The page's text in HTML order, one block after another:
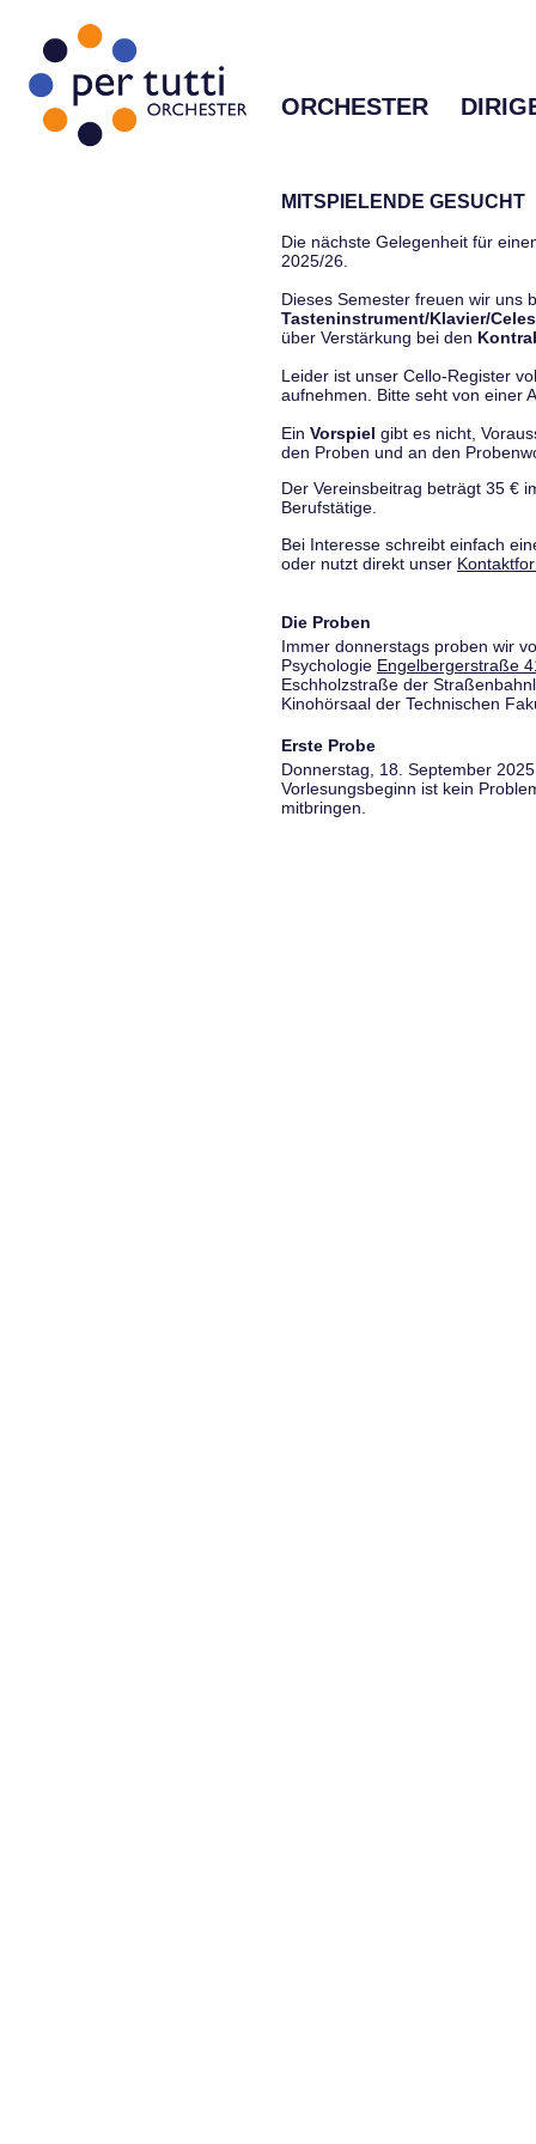
ORCHESTER
MITSPIELENDE GESUCHT
Die nächste Gelegenheit für
2025/26.
Dieses Semester freuen wir uns
Tasteninstrument/Klavier/
über Verstärkung bei den
Leider ist unser Cello-Register
aufnehmen. Bitte seht von einer
Ein Vorspiel gibt es nicht,
den Proben und an den
Der Vereinsbeitrag beträgt 35 €
Berufstätige.
Bei Interesse schreibt einfach
oder nutzt direkt unser
Die Proben
Immer donnerstags proben wir
Psychologie Engelbergerstraße
Eschholzstraße der
Kinohörsaal der Technischen
Erste Probe
Donnerstag, 18. September
Vorlesungsbeginn ist kein
mitbringen.